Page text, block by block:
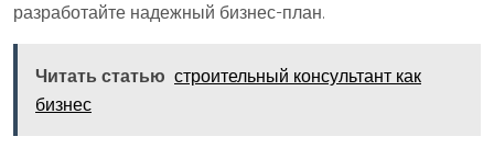
разработайте надежный бизнес-план.
Читать статью строительный консультант как
бизнес